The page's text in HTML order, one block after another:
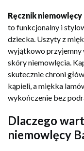
Ręcznik
to funkcjonalny i
dziecka. Uszyty z
wyjątkowo przyjemny
skóry niemowlęcia.
skutecznie chroni
kąpieli, a miękka
wykończenie bez
Dlaczego
niemowlęcy